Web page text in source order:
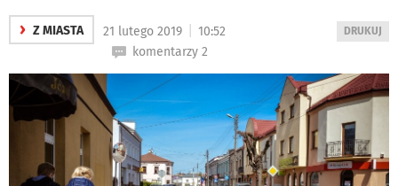
› Z MIASTA
WYDRUKUJ
DRUKUJ
21 lutego 2019
10:52
komentarzy 2